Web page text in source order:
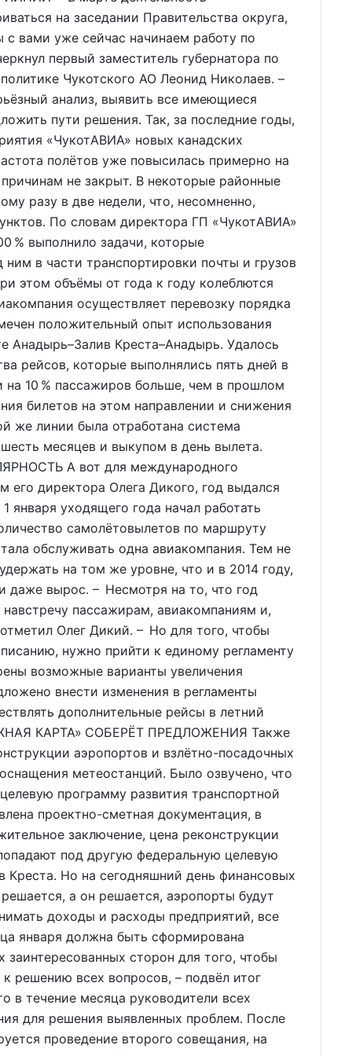
на заседании Правительства округа,
вами уже сейчас начинаем работу по
первый заместитель губернатора по
Чукотского АО Леонид Николаев. –
анализ, выявить все имеющиеся
пути решения. Так, за последние годы,
«ЧукотАВИА» новых канадских
полётов уже повысилась примерно на
не закрыт. В некоторые районные
разу в две недели, что, несомненно,
По словам директора ГП «ЧукотАВИА»
% выполнило задачи, которые
в части транспортировки почты и грузов
этом объёмы от года к году колеблются
осуществляет перевозку порядка
положительный опыт использования
Анадырь–Залив Креста–Анадырь. Удалось
рейсов, которые выполнялись пять дней в
на 10 % пассажиров больше, чем в прошлом
билетов на этом направлении и снижения
же линии была отработана система
месяцев и выкупом в день вылета.
А вот для международного
его директора Олега Дикого, год выдался
уходящего года начал работать
самолётовылетов по маршруту
обслуживать одна авиакомпания. Тем не
на том же уровне, что и в 2014 году,
даже вырос. – Несмотря на то, что год
пассажирам, авиакомпаниям и,
Олег Дикий. – Но для того, чтобы
нужно прийти к единому регламенту
возможные варианты увеличения
внести изменения в регламенты
дополнительные рейсы в летний
КАРТА» СОБЕРЁТ ПРЕДЛОЖЕНИЯ Также
аэропортов и взлётно-посадочных
метеостанций. Было озвучено, что
программу развития транспортной
проектно-сметная документация, в
заключение, цена реконструкции
под другую федеральную целевую
Но на сегодняшний день финансовых
а он решается, аэропорты будут
доходы и расходы предприятий, все
января должна быть сформирована
сторон для того, чтобы
решению всех вопросов, – подвёл итог
в течение месяца руководители всех
для решения выявленных проблем. После
проведение второго совещания, на